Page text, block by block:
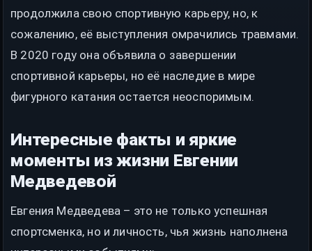
продолжила свою спортивную карьеру, но, к
сожалению, её выступления омрачились травмами.
В 2020 году она объявила о завершении
спортивной карьеры, но её наследие в мире
фигурного катания остается неоспоримым.
Интересные факты и яркие
моменты из жизни Евгении
Медведевой
Евгения Медведева – это не только успешная
спортсменка, но и личность, чья жизнь наполнена